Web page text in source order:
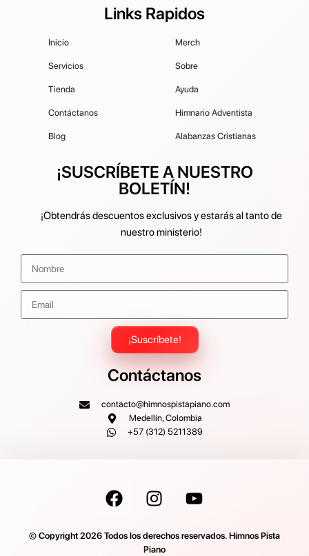
Links Rapidos
Inicio
Servicios
Tienda
Contáctanos
Blog
Merch
Sobre
Ayuda
Himnario Adventista
Alabanzas Cristianas
¡SUSCRÍBETE A NUESTRO
BOLETÍN!
¡Obtendrás descuentos exclusivos y estarás al tanto de
nuestro ministerio!
¡Suscríbete!
Contáctanos
contacto@himnospistapiano.com
Medellín, Colombia
+57 (312) 5211389
© Copyright 2026 Todos los derechos reservados. Himnos Pista
Piano